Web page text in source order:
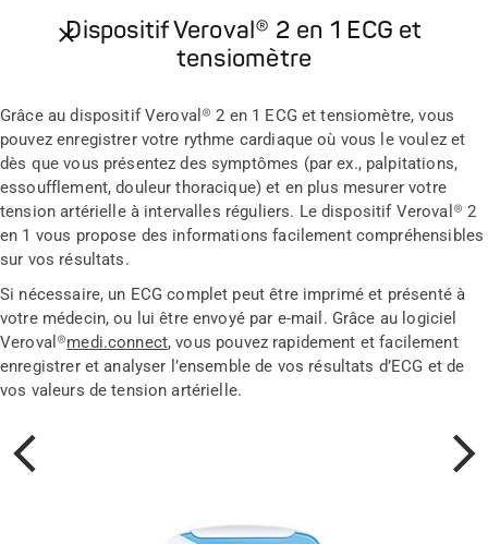
Close breadcrumbs
Dispositif Veroval® 2 en 1 ECG et
tensiomètre
Grâce au dispositif Veroval® 2 en 1 ECG et tensiomètre, vous
pouvez enregistrer votre rythme cardiaque où vous le voulez et
dès que vous présentez des symptômes (par ex., palpitations,
essoufflement, douleur thoracique) et en plus mesurer votre
tension artérielle à intervalles réguliers. Le dispositif Veroval® 2
en 1 vous propose des informations facilement compréhensibles
sur vos résultats.
Si nécessaire, un ECG complet peut être imprimé et présenté à
votre médecin, ou lui être envoyé par e-mail. Grâce au logiciel
Veroval®medi.connect, vous pouvez rapidement et facilement
enregistrer et analyser l’ensemble de vos résultats d’ECG et de
vos valeurs de tension artérielle.
Précédent